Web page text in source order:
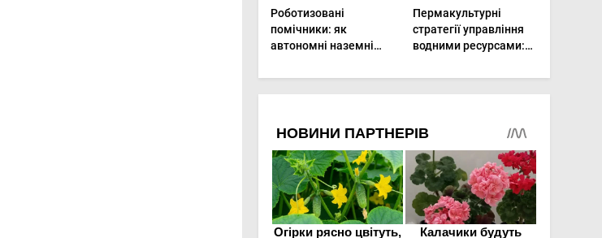
Роботизовані
помічники: як
автономні наземні
догляд за органічними
овочами
Пермакультурні
стратегії управління
водними ресурсами:
господарство стійким
до посухи